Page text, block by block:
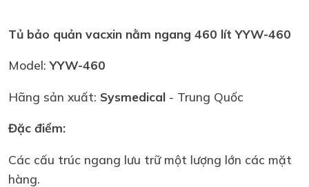
Tủ bảo quản vacxin nằm ngang 460 lít YYW-460
Model:YYW-460
Hãng sản xuất: Sysmedical - Trung Quốc
Đặc điểm:
Các cấu trúc ngang lưu trữ một lượng lớn các mặt
hàng.